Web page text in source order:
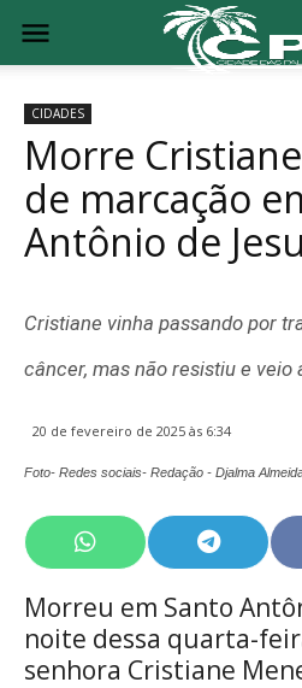
CIDADES
Morre
de marcação
Antônio de
Cristiane vinha passando por
câncer, mas não resistiu e veio
20 de fevereiro de 2025 às 6:34
Foto- Redes sociais- Redação - Djalma
Share
on
WhatsApp
Share
on
Morreu em Santo
noite dessa quarta-
senhora Cristiane